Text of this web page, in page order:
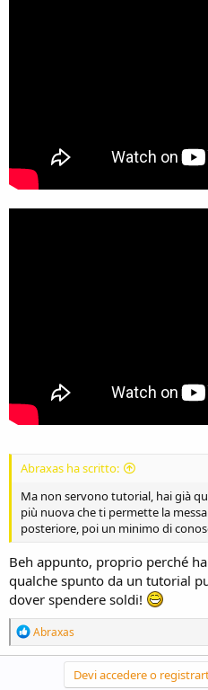
Abraxas ha scritto:
Ma non servono tutorial, hai già
più nuova che ti permette la
posteriore, poi un minimo di
Beh appunto, proprio perché
qualche spunto da un tutorial
dover spendere soldi!
R
e
a
Abraxas
Devi accedere o